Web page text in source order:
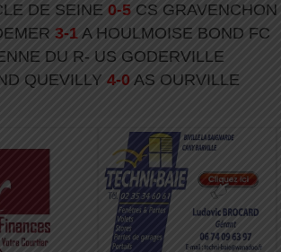
DE SEINE 0-5 CS GRAVENCHON
3-1 A HOULMOISE BOND FC
DU R- US GODERVILLE
QUEVILLY 4-0 AS OURVILLE